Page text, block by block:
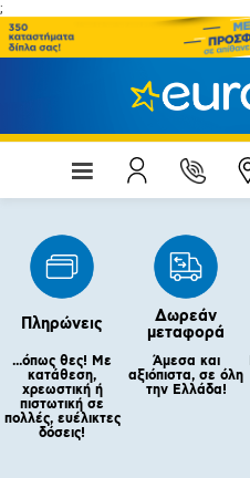
;
Πληρώνεις
...όπως θες! Με
κατάθεση,
χρεωστική ή
πιστωτική σε
πολλές, ευέλικτες
δόσεις!
Δωρεάν
μεταφορά
Άμεσα και
αξιόπιστα, σε όλη
την Ελλάδα!